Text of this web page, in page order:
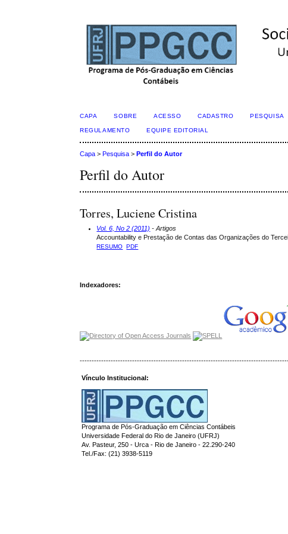
CAPA SOBRE ACESSO CADASTRO PESQUISA
REGULAMENTO EQUIPE EDITORIAL
Capa >Pesquisa >Perfil do Autor
Perfil do Autor
Torres, Luciene Cristina
Vol. 6, No 2 (2011) - Artigos
Accountability e Prestação de Contas das Organizações do
RESUMO PDF
Indexadores:
Vínculo Institucional:
Programa de Pós-Graduação em Ciências Contábeis
Universidade Federal do Rio de Janeiro (UFRJ)
Av. Pasteur, 250 - Urca - Rio de Janeiro - 22.290-240
Tel./Fax: (21) 3938-5119